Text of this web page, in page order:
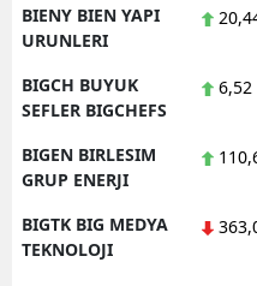
BIENY BIEN YAPI
URUNLERI
BIGCH BUYUK
SEFLER BIGCHEFS
6,52
BIGEN BIRLESIM
GRUP ENERJI
BIGTK BIG MEDYA
TEKNOLOJI